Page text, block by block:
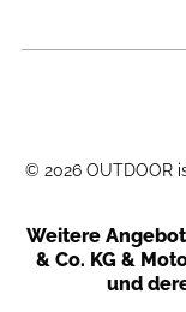
© 2026 OUTDOOR
Weitere
& Co. KG &
und